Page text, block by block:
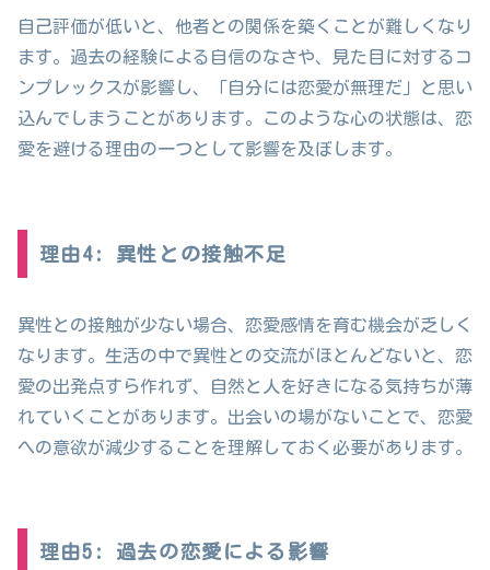
自己評価が低いと、他者との関係を築くことが難しくなり
ます。過去の経験による自信のなさや、見た目に対するコ
ンプレックスが影響し、「自分には恋愛が無理だ」と思い
込んでしまうことがあります。このような心の状態は、恋
愛を避ける理由の一つとして影響を及ぼします。
理由4: 異性との接触不足
異性との接触が少ない場合、恋愛感情を育む機会が乏しく
なります。生活の中で異性との交流がほとんどないと、恋
愛の出発点すら作れず、自然と人を好きになる気持ちが薄
れていくことがあります。出会いの場がないことで、恋愛
への意欲が減少することを理解しておく必要があります。
理由5: 過去の恋愛による影響